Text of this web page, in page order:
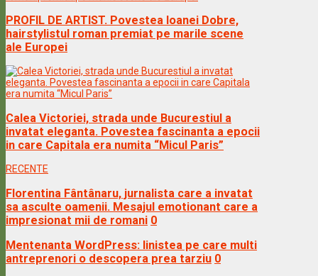
PROFIL DE ARTIST. Povestea Ioanei Dobre,
hairstylistul roman premiat pe marile scene
ale Europei
Calea Victoriei, strada unde Bucurestiul a
invatat eleganta. Povestea fascinanta a epocii
in care Capitala era numita “Micul Paris”
RECENTE
Florentina Fântânaru, jurnalista care a invatat
sa asculte oamenii. Mesajul emotionant care a
impresionat mii de romani 0
Mentenanta WordPress: linistea pe care multi
antreprenori o descopera prea tarziu 0